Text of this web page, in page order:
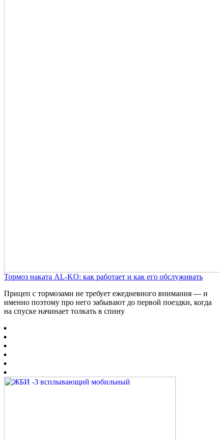
Тормоз наката AL-KO: как работает и как его обслуживать
Прицеп с тормозами не требует ежедневного внимания — и
именно поэтому про него забывают до первой поездки, когда
на спуске начинает толкать в спину